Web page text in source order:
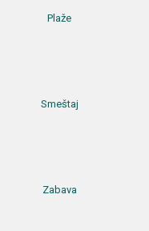
Plaže
Smeštaj
Zabava